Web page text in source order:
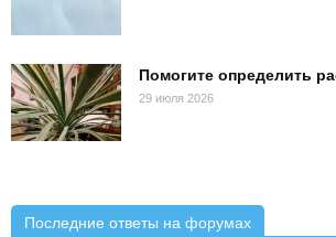
Помогите определить
29 июля 2026
Последние ответы на форумах